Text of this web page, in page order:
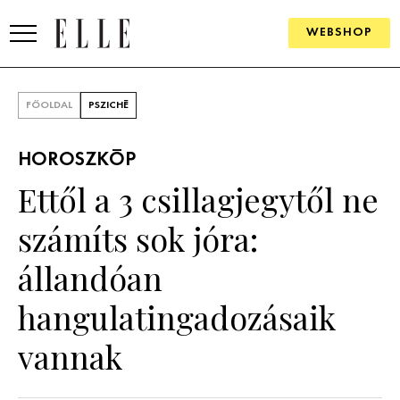
WEBSHOP
SZÉPSÉG
PSZICHÉ
FŐOLDAL PSZICHÉ
HOROSZKÓP
Ettől a 3 csillagjegytől ne
számíts sok jóra:
állandóan
hangulatingadozásaik
vannak